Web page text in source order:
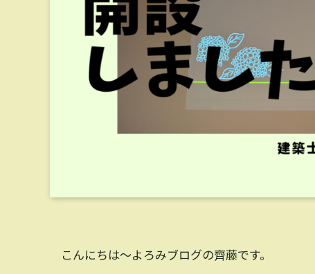
こんにちは〜よろみブログの齊藤です。